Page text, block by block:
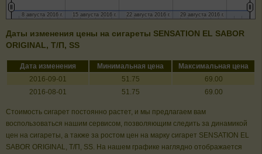
8 августа 2016 г.
8 августа 2016 г. 15 августа 2016 г.
15 августа 2016 г. 22 августа 2016 г.
22 августа 2016 г. 29 августа 2016 г.
29 августа 2016 г.
Даты изменения цены на сигареты SENSATION EL SABOR
ORIGINAL, Т/П, SS
Дата изменения Минимальная цена
Максимальная цена
2016-09-01
51.75
69.00
2016-08-01
51.75 69.00
Стоимость сигарет постоянно растет, и мы предлагаем вам
воспользоваться нашим сервисом, позволяющим следить за динамикой
цен на сигареты, а также за ростом цен на марку сигарет SENSATION EL
SABOR ORIGINAL, Т/П, SS. На нашем графике наглядно отображается